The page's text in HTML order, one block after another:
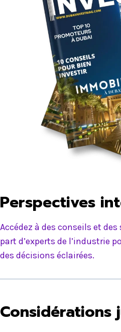
Perspectives
Accédez à des conseils et
part d’experts de l’industrie
des décisions éclairées.
Considérations